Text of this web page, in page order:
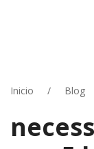
Inicio Blog